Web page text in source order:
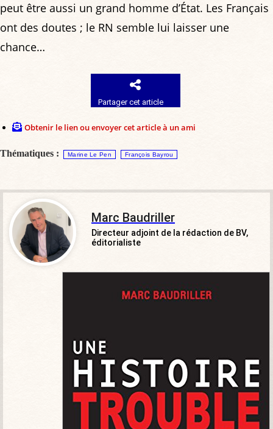
peut être aussi un grand homme d’État. Les Français
ont des doutes ; le RN semble lui laisser une
chance…
Partager cet article
Obtenir le lien ou envoyer cet article à un ami
Thématiques : Marine Le Pen François Bayrou
Marc Baudriller
Directeur adjoint de la rédaction de BV,
éditorialiste